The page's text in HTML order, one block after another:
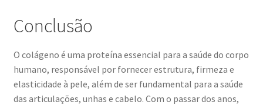
Conclusão
O colágeno é uma proteína essencial para a saúde do corpo
humano, responsável por fornecer estrutura, firmeza e
elasticidade à pele, além de ser fundamental para a saúde
das articulações, unhas e cabelo. Com o passar dos anos,